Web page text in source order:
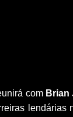
com Brian
lendárias